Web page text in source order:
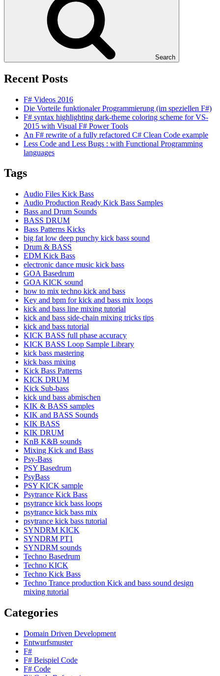
Search
Recent Posts
F# Videos 2016
Die Vorteile funktionaler Programmierung (im speziellen F#)
F# syntax highlighting dark-theme coloring scheme for VS-
2015 with Visual F# Power Tools
An F# rewrite of a fully refactored C# Clean Code example
Less Code and Less Bugs : with Functional Programming
languages
Tags
Audio Files Kick Bass
Audio Production Ready Kick Bass Samples
Bass and Drum Sounds
BASS DRUM
Bass Patterns Kicks
big fat low deep punchy kick bass sound
Drum & BASS
EDM Kick Bass
electronic dance music kick bass
GOA Basedrum
GOA KICK sound
how to mix techno kick and bass
Key and bpm for kick and bass mix loops
kick and bass line mixing tutorial
kick and bass side-chain mixing tricks tips
kick and bass tutorial
KICK BASS full phase accuracy
KICK BASS Loop Sample Library
kick bass mastering
kick bass mixing
Kick Bass Patterns
KICK DRUM
Kick Sub-bass
kick und bass abmischen
KIK & BASS samples
KIK and BASS Sounds
KIK BASS
KIK DRUM
KnB K&B sounds
Mixing Kick and Bass
Psy-Bass
PSY Basedrum
PsyBass
PSY KICK sample
Psytrance Kick Bass
psytrance kick bass loops
psytrance kick bass mix
psytrance kick bass tutorial
SYNDRM KICK
SYNDRM PT1
SYNDRM sounds
Techno Basedrum
Techno KICK
Techno Kick Bass
Techno Trance production Kick and bass sound design
mixing tutorial
Categories
Domain Driven Development
Entwurfsmuster
F#
F# Beispiel Code
F# Code